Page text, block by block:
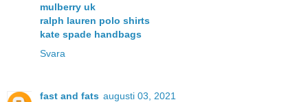
mulberry uk
ralph lauren polo shirts
kate spade handbags
Svara
fast and fats augusti 03, 2021